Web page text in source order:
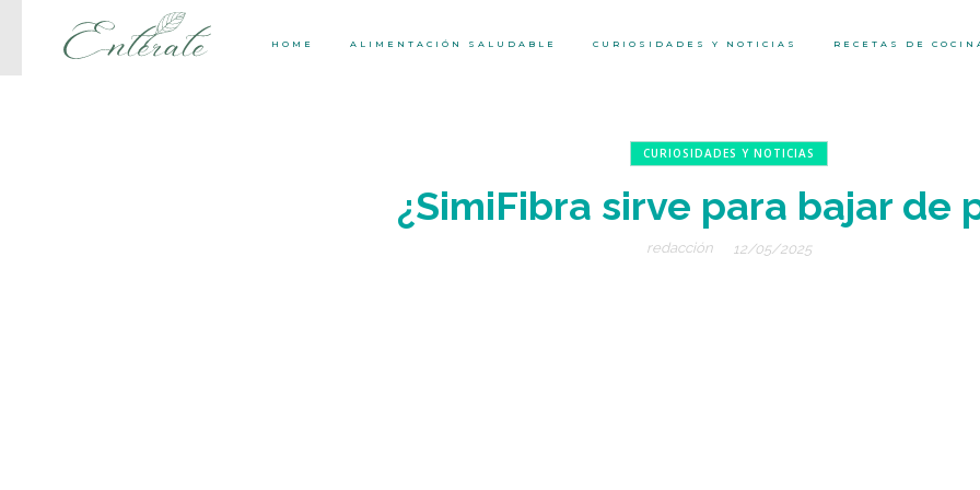
HOME ALIMENTACIÓN SALUDABLE CURIOSIDADES Y NOTICIAS RECETAS DE
CURIOSIDADES Y NOTICIAS
¿SimiFibra sirve para bajar de
redacción 12/05/2025